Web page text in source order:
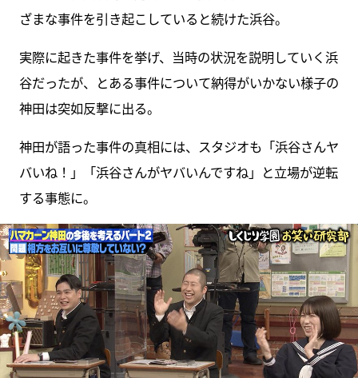
ざまな事件を引き起こしていると続けた浜谷。
実際に起きた事件を挙げ、当時の状況を説明していく浜
谷だったが、とある事件について納得がいかない様子の
神田は突如反撃に出る。
神田が語った事件の真相には、スタジオも「浜谷さんヤ
バいね！」「浜谷さんがヤバいんですね」と立場が逆転
する事態に。